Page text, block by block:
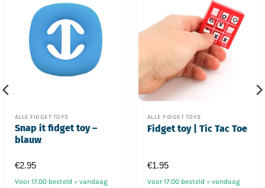
ALLE FIDGET TOYS
Snap it fidget toy –
blauw
Voor 17.00 besteld = vandaag
€2.95
ALLE FIDGET TOYS
Fidget toy | Tic Tac Toe
Voor 17.00 besteld = vandaag
€1.95